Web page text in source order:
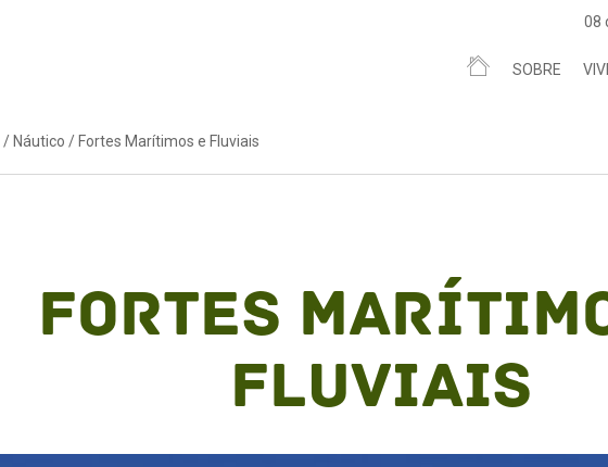
08
SOBRE
/ Náutico / Fortes Marítimos e Fluviais
Fortes
Fluviais